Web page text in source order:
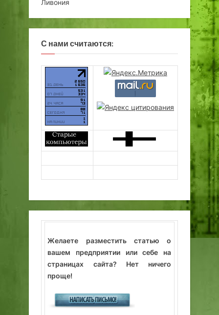
Ливония
С нами считаются:
Желаете разместить статью о
вашем предприятии или себе на
страницах сайта? Нет ничего
проще!